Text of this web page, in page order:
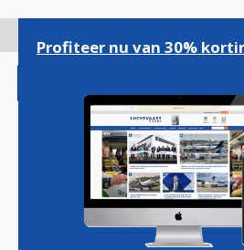
gaan
Magazine Podcasts
Profiteer nu van 30%